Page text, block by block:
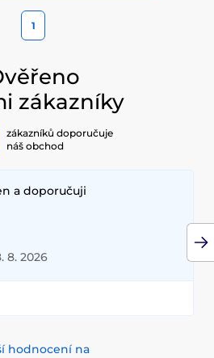
1
zákazníky
zákazníků doporučuje
náš obchod
a doporučuji
8. 2026
hodnocení na